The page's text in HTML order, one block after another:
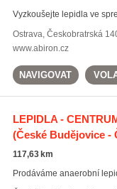
Vyzkoušejte lepidla ve
Ostrava, Českobratrská
www.abiron.cz
NAVIGOVAT
LEPIDLA -
(České Budějovice -
117,63 km
Prodáváme anaerobní